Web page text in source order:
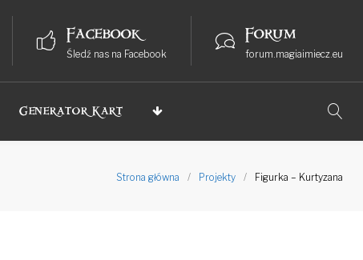
Facebook
Śledź nas na Facebook
Forum
forum.magiaimiecz.eu
Generator Kart
Strona główna / Projekty / Figurka – Kurtyzana